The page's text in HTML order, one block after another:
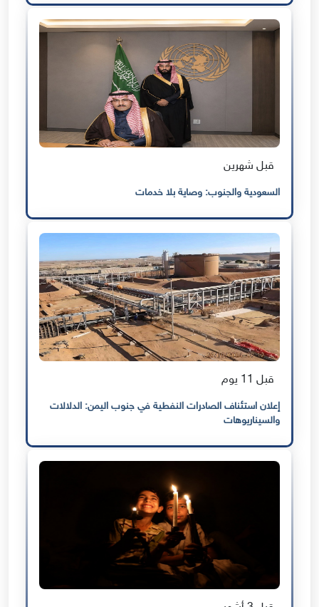
قبل شهرين
السعودية والجنوب: وصاية بلا خدمات
قبل 11 يوم
إعلان استئناف الصادرات النفطية في جنوب اليمن: الدلالات
والسيناريوهات